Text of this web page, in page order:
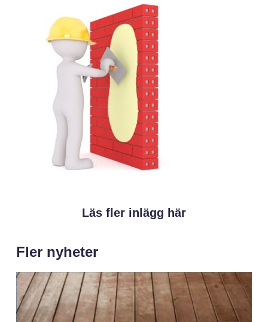
Läs fler inlägg här
Fler nyheter